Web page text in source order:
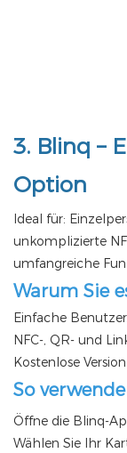
3. Blinq –
Option
Ideal für:
unkomplizierte
umfangreiche
Warum Sie
Einfache
NFC-, QR- und
Kostenlose
So
Öffne die Blinq-
Wählen Sie Ihr